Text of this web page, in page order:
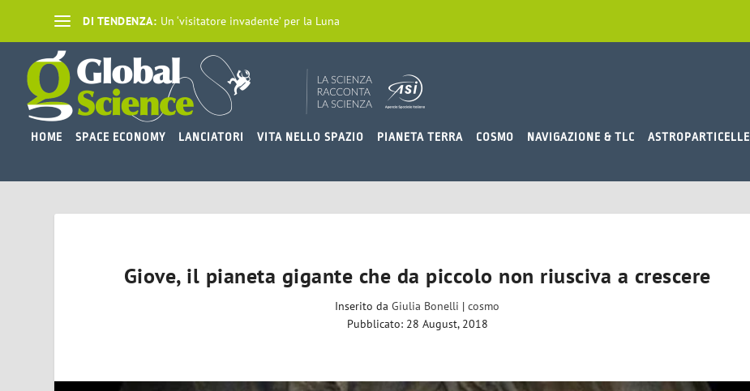
DI TENDENZA: Un ‘visitatore invadente’ per la Luna
HOME SPACE ECONOMY LANCIATORI VITA NELLO SPAZIO PIANETA TERRA COSMO NAVIGAZIONE & TLC ASTROPARTICELLE
Giove, il pianeta gigante che da piccolo non riusciva a crescere
Inserito daGiulia Bonelli |cosmo
Pubblicato: 28 August, 2018